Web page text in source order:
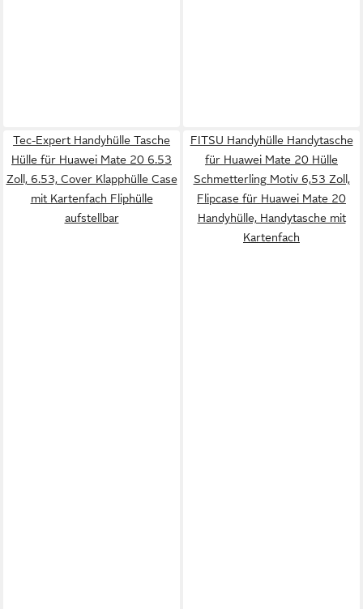
Tec-Expert Handyhülle Tasche
Hülle für Huawei Mate 20 6.53
Zoll, 6.53, Cover Klapphülle Case
mit Kartenfach Fliphülle
aufstellbar
FITSU Handyhülle Handytasche
für Huawei Mate 20 Hülle
Schmetterling Motiv 6,53 Zoll,
Flipcase für Huawei Mate 20
Handyhülle, Handytasche mit
Kartenfach